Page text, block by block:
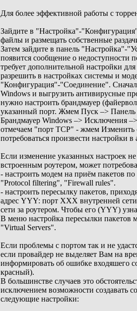
Для более эффективной работы с
Зайдите в "Настройка"-
файлы и размещать собственные
Затем зайдите в панель "Настройка"-
появится сообщение о недоступности
требует дополнительной настройки
разрешить в настройках системы и
"Конфигурация"-"Соединение".
Windows и выгрузить антивирусные
нужно настроить брандмауер
указанный порт. Жмем Пуск –> Панель
Брандмауер Windows –> Исключения
отмечаем "порт TCP" - жмем
потребоваться произвести настройки
Если изменение указанных настроек
встроенным роутером, может
- настроить модем на приём пакетов
"Protocol filtering", "Firewall rules".
- настроить пересылку пакетов,
адрес YYY: порт XXX внутренней
сети за роутером. Чтобы его (YYY)
В меню настройка пересылки
"Virtual Servers".
Если проблемы с портом так и не
если провайдер не выделяет Вам на
информировать об ошибке входяшего
красный).
В большинстве случаев это
исключением возможности создавать
следующие настройки: